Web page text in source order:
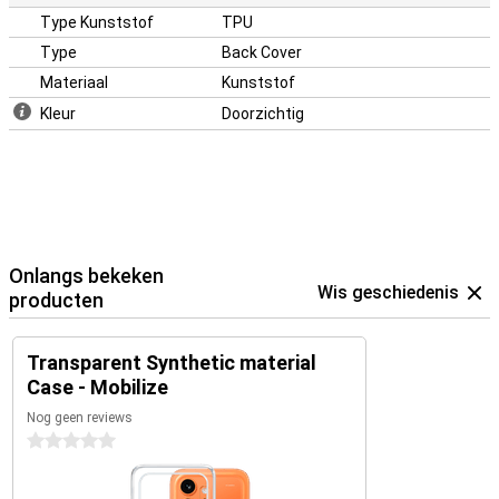
Type Kunststof
TPU
Type
Back Cover
Materiaal
Kunststof
Kleur
Doorzichtig
Onlangs bekeken
producten
Wis geschiedenis
Transparent Synthetic material
Case - Mobilize
Nog geen reviews
0 sterren